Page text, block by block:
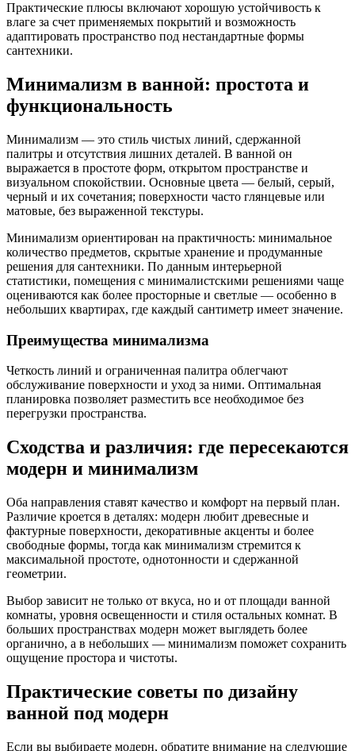
Практические плюсы включают хорошую устойчивость к
влаге за счет применяемых покрытий и возможность
адаптировать пространство под нестандартные формы
сантехники.
Минимализм в ванной: простота и
функциональность
Минимализм — это стиль чистых линий, сдержанной
палитры и отсутствия лишних деталей. В ванной он
выражается в простоте форм, открытом пространстве и
визуальном спокойствии. Основные цвета — белый, серый,
черный и их сочетания; поверхности часто глянцевые или
матовые, без выраженной текстуры.
Минимализм ориентирован на практичность: минимальное
количество предметов, скрытые хранение и продуманные
решения для сантехники. По данным интерьерной
статистики, помещения с минималистскими решениями чаще
оцениваются как более просторные и светлые — особенно в
небольших квартирах, где каждый сантиметр имеет значение.
Преимущества минимализма
Четкость линий и ограниченная палитра облегчают
обслуживание поверхности и уход за ними. Оптимальная
планировка позволяет разместить все необходимое без
перегрузки пространства.
Сходства и различия: где пересекаются
модерн и минимализм
Оба направления ставят качество и комфорт на первый план.
Различие кроется в деталях: модерн любит древесные и
фактурные поверхности, декоративные акценты и более
свободные формы, тогда как минимализм стремится к
максимальной простоте, однотонности и сдержанной
геометрии.
Выбор зависит не только от вкуса, но и от площади ванной
комнаты, уровня освещенности и стиля остальных комнат. В
больших пространствах модерн может выглядеть более
органично, а в небольших — минимализм поможет сохранить
ощущение простора и чистоты.
Практические советы по дизайну
ванной под модерн
Если вы выбираете модерн, обратите внимание на следующие